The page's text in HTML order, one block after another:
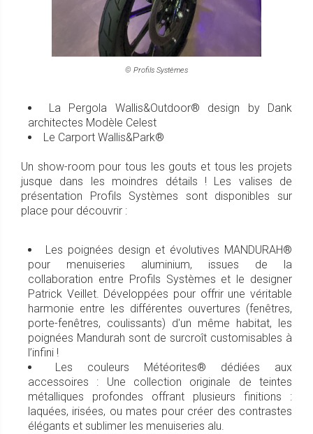
© Profils Systèmes
La Pergola Wallis&Outdoor® design by Dank
architectes Modèle Celest
Le Carport Wallis&Park®
Un show-room pour tous les gouts et tous les projets
jusque dans les moindres détails ! Les valises de
présentation Profils Systèmes sont disponibles sur
place pour découvrir :
Les poignées design et évolutives MANDURAH®
pour menuiseries aluminium, issues de la
collaboration entre Profils Systèmes et le designer
Patrick Veillet. Développées pour offrir une véritable
harmonie entre les différentes ouvertures (fenêtres,
porte-fenêtres, coulissants) d'un même habitat, les
poignées Mandurah sont de surcroît customisables à
l’infini !
Les couleurs Météorites® dédiées aux
accessoires : Une collection originale de teintes
métalliques profondes offrant plusieurs finitions :
laquées, irisées, ou mates pour créer des contrastes
élégants et sublimer les menuiseries alu.